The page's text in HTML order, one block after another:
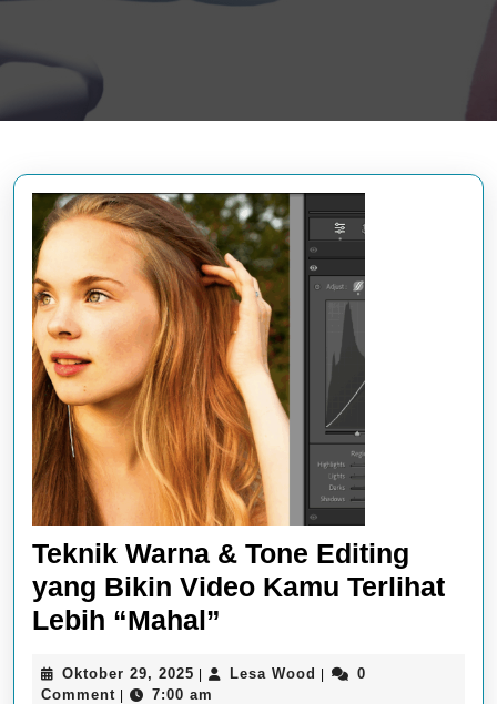
Teknik Warna & Tone Editing
yang Bikin Video Kamu Terlihat
Lebih “Mahal”
&
Oktober 29, 2025 Oktober
29,
Lesa Wood Lesa 0
Comment
7:00 am